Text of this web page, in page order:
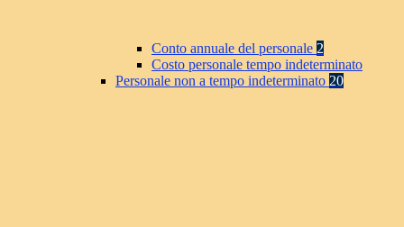
Conto annuale del personale 2
Costo personale tempo indeterminato
Personale non a tempo indeterminato 20